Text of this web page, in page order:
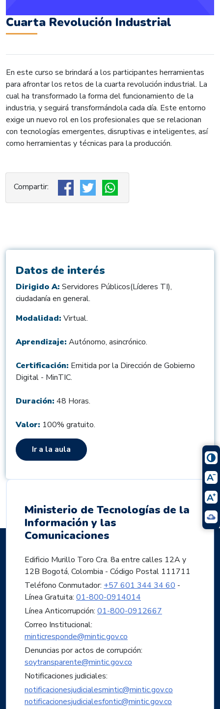
Cuarta Revolución Industrial
En este curso se brindará a los participantes herramientas
para afrontar los retos de la cuarta revolución industrial. La
cual ha transformado la forma del funcionamiento de la
industria, y seguirá transformándola cada día. Este entorno
exige un nuevo rol en los profesionales que se relacionan
con tecnologías emergentes, disruptivas e inteligentes, así
como herramientas y técnicas para la producción.
Datos de interés
Dirigido A: Servidores Públicos(Líderes TI),
ciudadanía en general.
Modalidad: Virtual.
Aprendizaje: Autónomo, asincrónico.
Certificación: Emitida por la Dirección de Gobierno
Digital - MinTIC.
Duración: 48 Horas.
Valor: 100% gratuito.
Ir a la aula
Ministerio de Tecnologías de la
Información y las
Comunicaciones
Edificio Murillo Toro Cra. 8a entre calles 12A y
12B Bogotá, Colombia - Código Postal 111711
Teléfono Conmutador: +57 601 344 34 60 -
Línea Gratuita: 01-800-0914014
Línea Anticorrupción: 01-800-0912667
Correo Institucional:
minticresponde@mintic.gov.co
Denuncias por actos de corrupción:
soytransparente@mintic.gov.co
Notificaciones judiciales:
notificacionesjudicialesmintic@mintic.gov.co
notificacionesjudicialesfontic@mintic.gov.co